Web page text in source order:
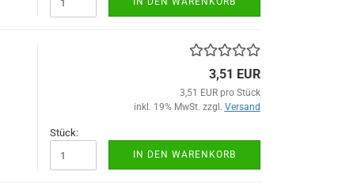
3,51 EUR
3,51 EUR pro Stück
inkl. 19% MwSt. zzgl. Versand
Stück:
IN DEN WARENKORB